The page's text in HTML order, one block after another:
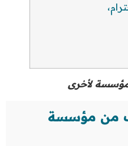
لأخرى
من مؤسسة